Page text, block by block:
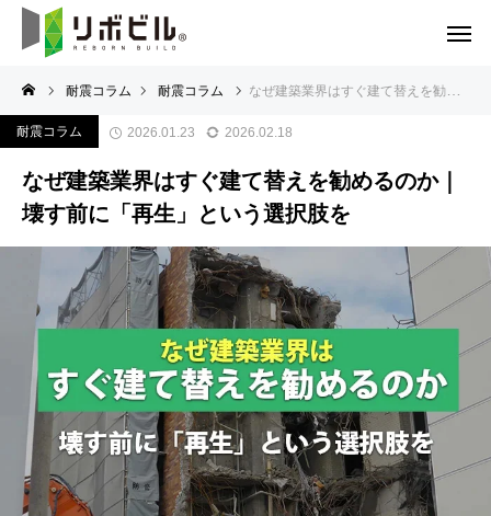
耐震コラム 耐震コラム なぜ建築業界はすぐ建て替えを勧めるのか｜壊す前に「再生」という選択肢を
耐震コラム 2026.01.23 2026.02.18
なぜ建築業界はすぐ建て替えを勧めるのか｜
壊す前に「再生」という選択肢を